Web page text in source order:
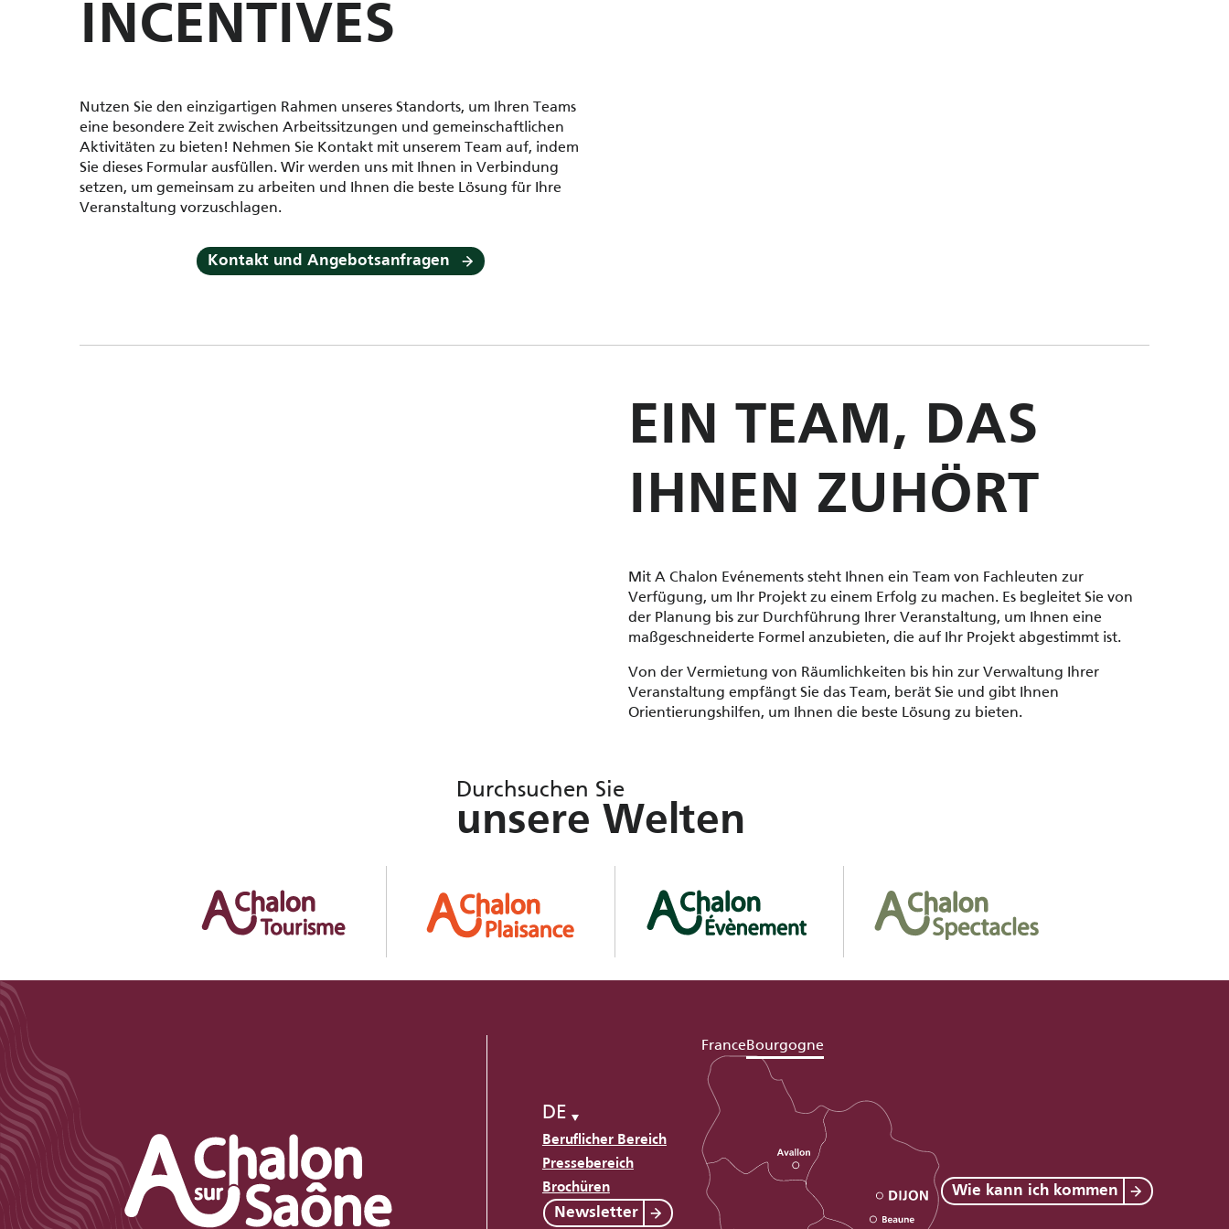
INCENTIVES
Nutzen Sie den einzigartigen Rahmen unseres Standorts, um Ihren Teams
eine besondere Zeit zwischen Arbeitssitzungen und gemeinschaftlichen
Aktivitäten zu bieten! Nehmen Sie Kontakt mit unserem Team auf, indem
Sie dieses Formular ausfüllen. Wir werden uns mit Ihnen in Verbindung
setzen, um gemeinsam zu arbeiten und Ihnen die beste Lösung für Ihre
Veranstaltung vorzuschlagen.
Kontakt und Angebotsanfragen
EIN TEAM, DAS
IHNEN ZUHÖRT
Mit A Chalon Evénements steht Ihnen ein Team von Fachleuten zur
Verfügung, um Ihr Projekt zu einem Erfolg zu machen. Es begleitet Sie von
der Planung bis zur Durchführung Ihrer Veranstaltung, um Ihnen eine
maßgeschneiderte Formel anzubieten, die auf Ihr Projekt abgestimmt ist.
Von der Vermietung von Räumlichkeiten bis hin zur Verwaltung Ihrer
Veranstaltung empfängt Sie das Team, berät Sie und gibt Ihnen
Orientierungshilfen, um Ihnen die beste Lösung zu bieten.
Durchsuchen Sie
unsere Welten
DE
Beruflicher Bereich
Pressebereich
Brochüren
Newsletter
FranceBourgogne
Wie kann ich kommen